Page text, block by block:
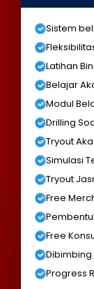
Sistem
Latihan
Belajar
Modul
Drilling
Tryout
Simulasi
Tryout
Free
Free
Progress